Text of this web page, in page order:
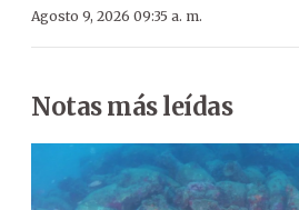
Agosto 9, 2026 09:35 a. m.
Notas más leídas